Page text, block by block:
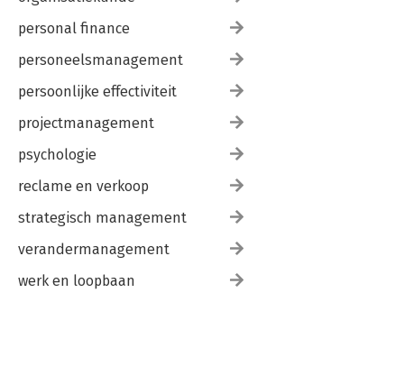
personal finance
personeelsmanagement
persoonlijke effectiviteit
projectmanagement
psychologie
reclame en verkoop
strategisch management
verandermanagement
werk en loopbaan